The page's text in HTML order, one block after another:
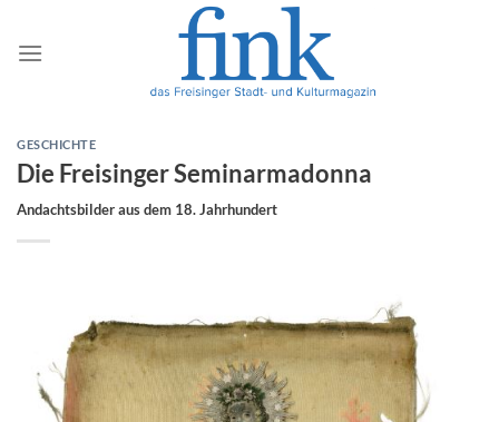
Inhalt
springen
GESCHICHTE
Die Freisinger Seminarmadonna
Andachtsbilder aus dem 18. Jahrhundert